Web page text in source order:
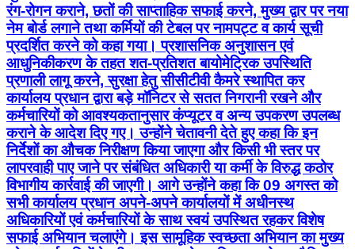
रंग-रोगन कराने, छतों की साप्ताहिक सफाई करने, मुख्य द्वार पर नया
नेम बोर्ड लगाने तथा कर्मियों की टेबल पर नामपट्ट व कार्य सूची
प्रदर्शित करने को कहा गया। प्रशासनिक अनुशासन एवं
आधुनिकीकरण के तहत शत-प्रतिशत बायोमेट्रिक उपस्थिति
प्रणाली लागू करने, सुरक्षा हेतु सीसीटीवी कैमरे स्थापित कर
कार्यालय प्रधान द्वारा बड़े मॉनिटर से सतत निगरानी रखने और
कर्मचारियों को आवश्यकतानुसार कंप्यूटर व अन्य उपकरण उपलब्ध
कराने के आदेश दिए गए। उन्होंने चेतावनी देते हुए कहा कि इन
निर्देशों का औचक निरीक्षण किया जाएगा और किसी भी स्तर पर
लापरवाही पाए जाने पर संबंधित अधिकारी या कर्मी के विरुद्ध कठोर
विभागीय कार्रवाई की जाएगी। आगे उन्होंने कहा कि 09 अगस्त को
सभी कार्यालय प्रधान अपने-अपने कार्यालयों में अधीनस्थ
अधिकारियों एवं कर्मचारियों के साथ स्वयं उपस्थित रहकर विशेष
सफाई अभियान चलाएंगे। इस सामूहिक स्वच्छता अभियान का मुख्य